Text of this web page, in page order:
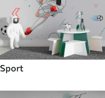
Sport